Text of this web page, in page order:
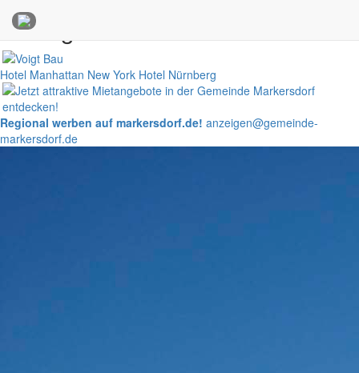
Anzeigen
Hotel Manhattan New York Hotel Nürnberg
Regional werben auf markersdorf.de! anzeigen@gemeinde-
markersdorf.de